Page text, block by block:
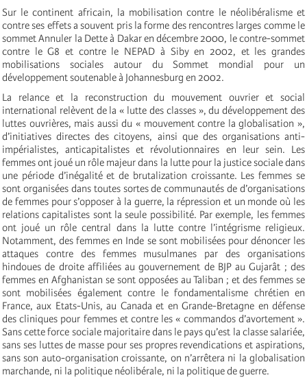
Sur le continent africain, la mobilisation contre le néolibéralisme et
contre ses effets a souvent pris la forme des rencontres larges comme le
sommet Annuler la Dette à Dakar en décembre 2000, le contre-sommet
contre le G8 et contre le NEPAD à Siby en 2002, et les grandes
mobilisations sociales autour du Sommet mondial pour un
développement soutenable à Johannesburg en 2002.
La relance et la reconstruction du mouvement ouvrier et social
international relèvent de la « lutte des classes », du développement des
luttes ouvrières, mais aussi du « mouvement contre la globalisation »,
d’initiatives directes des citoyens, ainsi que des organisations anti-
impérialistes, anticapitalistes et révolutionnaires en leur sein. Les
femmes ont joué un rôle majeur dans la lutte pour la justice sociale dans
une période d’inégalité et de brutalization croissante. Les femmes se
sont organisées dans toutes sortes de communautés de d’organisations
de femmes pour s’opposer à la guerre, la répression et un monde où les
relations capitalistes sont la seule possibilité. Par exemple, les femmes
ont joué un rôle central dans la lutte contre l’intégrisme religieux.
Notamment, des femmes en Inde se sont mobilisées pour dénoncer les
attaques contre des femmes musulmanes par des organisations
hindoues de droite affiliées au gouvernement de BJP au Gujarât ; des
femmes en Afghanistan se sont opposées au Taliban ; et des femmes se
sont mobilisées également contre le fondamentalisme chrétien en
France, aux Etats-Unis, au Canada et en Grande-Bretagne en défense
des cliniques pour femmes et contre les « commandos d’avortement ».
Sans cette force sociale majoritaire dans le pays qu’est la classe salariée,
sans ses luttes de masse pour ses propres revendications et aspirations,
sans son auto-organisation croissante, on n’arrêtera ni la globalisation
marchande, ni la politique néolibérale, ni la politique de guerre.